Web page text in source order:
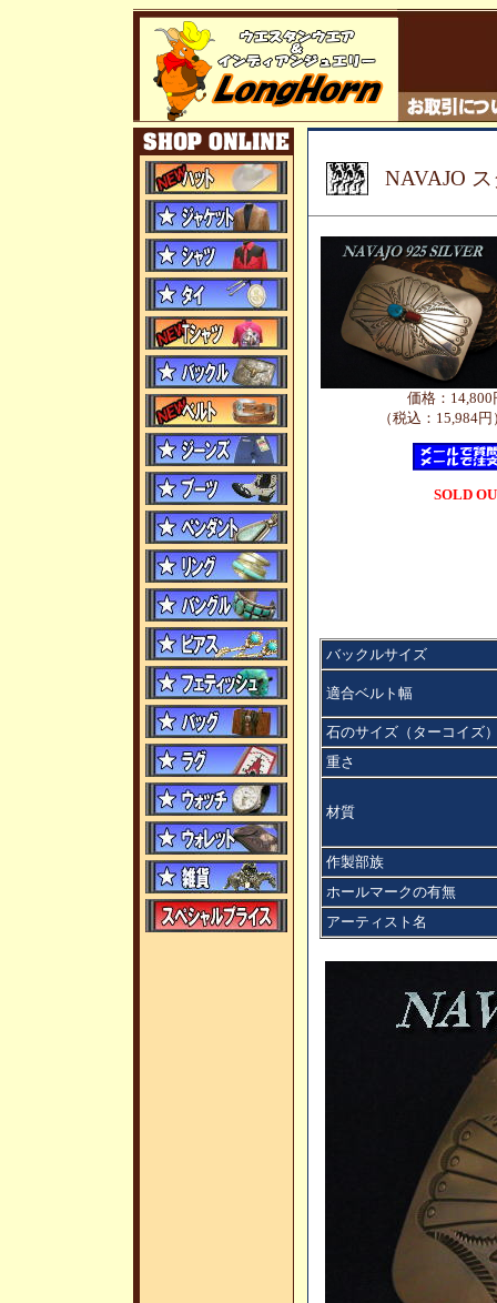
NAVAJO
価格：14,800
（税込：15,984円
SOLD
バックルサイズ
適合ベルト幅
石のサイズ（ターコイズ
重さ
材質
作製部族
ホールマークの有無
アーティスト名